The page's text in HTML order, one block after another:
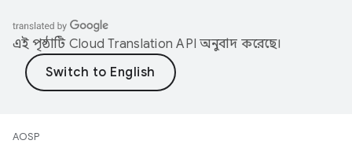
এই পৃষ্ঠাটি Cloud Translation API অনুবাদ করেছে।
AOSP